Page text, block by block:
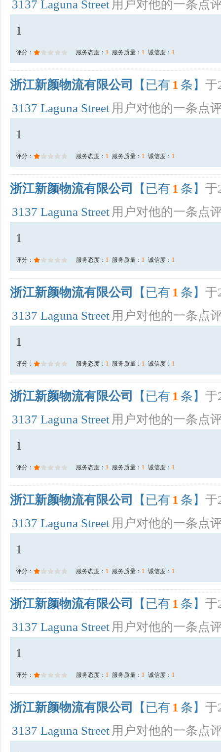
3137 Laguna Street 用户对他的一条点
1
评分： 服务态度： 1 服务质量： 1 诚信度： 1
浙江新颜物流有限公司 【已有 1 条】 于
3137 Laguna Street 用户对他的一条点
1
评分： 服务态度： 1 服务质量： 1 诚信度： 1
浙江新颜物流有限公司 【已有 1 条】 于
3137 Laguna Street 用户对他的一条点
1
评分： 服务态度： 1 服务质量： 1 诚信度： 1
浙江新颜物流有限公司 【已有 1 条】 于
3137 Laguna Street 用户对他的一条点
1
评分： 服务态度： 1 服务质量： 1 诚信度： 1
浙江新颜物流有限公司 【已有 1 条】 于
3137 Laguna Street 用户对他的一条点
1
评分： 服务态度： 1 服务质量： 1 诚信度： 1
浙江新颜物流有限公司 【已有 1 条】 于
3137 Laguna Street 用户对他的一条点
1
评分： 服务态度： 1 服务质量： 1 诚信度： 1
浙江新颜物流有限公司 【已有 1 条】 于
3137 Laguna Street 用户对他的一条点
1
评分： 服务态度： 1 服务质量： 1 诚信度： 1
浙江新颜物流有限公司 【已有 1 条】 于
3137 Laguna Street 用户对他的一条点